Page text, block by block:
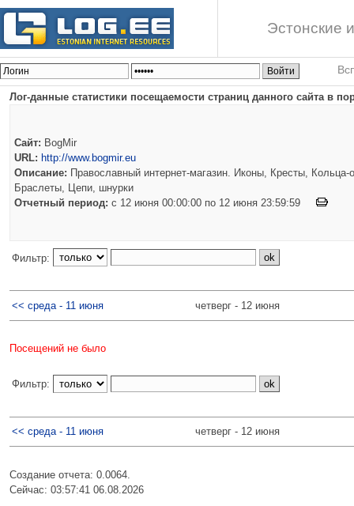
Эстонские
Лог-данные статистики посещаемости страниц данного сайта в
Сайт: BogMir
URL: http://www.bogmir.eu
Описание: Православный интернет-магазин. Иконы, Кресты, Кольца-
Браслеты, Цепи, шнурки
Отчетный период: c 12 июня 00:00:00 по 12 июня 23:59:59
Фильтр:
<< среда - 11 июня четверг - 12 июня
Посещений не было
Фильтр:
<< среда - 11 июня четверг - 12 июня
Создание отчета: 0.0064.
Сейчас: 03:57:41 06.08.2026